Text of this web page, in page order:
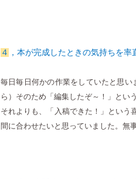
４ ，本が完成したときの気持ちを率
毎日毎日 何かの作業をしていたと思
ら）そのため「編集したぞ～！」とい
それよりも、「入稿できた！」という
間に合わせたいと思っていました。無